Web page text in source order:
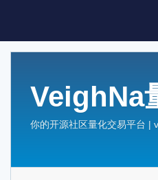
VeighNa
你的开源社区量化交易平台 |